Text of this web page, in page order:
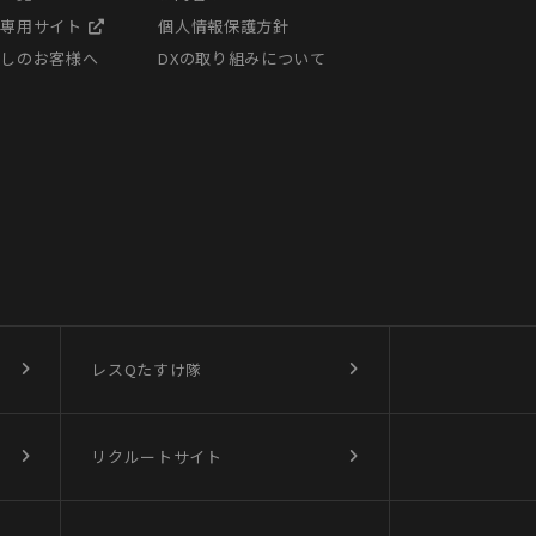
用サイト
のお客様へ
個人情報保護方針
DXの取り組みについて
レスQたすけ隊
リクルートサイト